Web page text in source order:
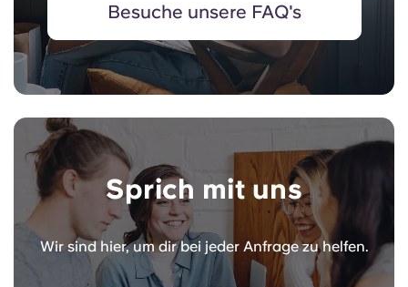
Besuche unsere FAQ's
Sprich mit uns
Wir sind hier, um dir bei jeder Anfrage zu helfen.